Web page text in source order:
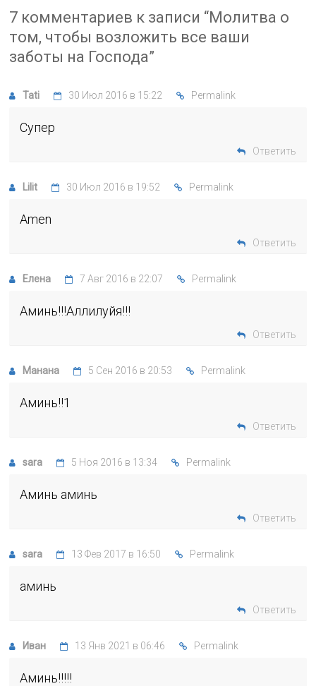
7 комментариев к записи “Молитва о
том, чтобы возложить все ваши
заботы на Господа”
Tati 30 Июл 2016 в 15:22 Permalink
Супер
Ответить
Lilit 30 Июл 2016 в 19:52 Permalink
Amen
Ответить
Елена 7 Авг 2016 в 22:07 Permalink
Аминь!!!Аллилуйя!!!
Ответить
Манана 5 Сен 2016 в 20:53 Permalink
Аминь!!1
Ответить
sara 5 Ноя 2016 в 13:34 Permalink
Аминь аминь
Ответить
sara 13 Фев 2017 в 16:50 Permalink
аминь
Ответить
Иван 13 Янв 2021 в 06:46 Permalink
Аминь!!!!!